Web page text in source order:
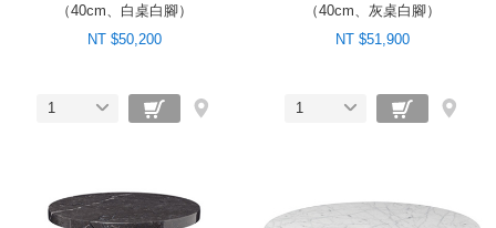
（40cm、白桌白腳）
NT $50,200
1
（40cm、灰桌白腳）
NT $51,900
1